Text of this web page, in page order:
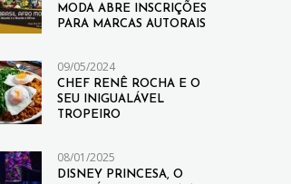
MODA ABRE INSCRIÇÕES
PARA MARCAS AUTORAIS
09/05/2024
CHEF RENÊ ROCHA E O
SEU INIGUALÁVEL
TROPEIRO
08/01/2025
DISNEY PRINCESA, O